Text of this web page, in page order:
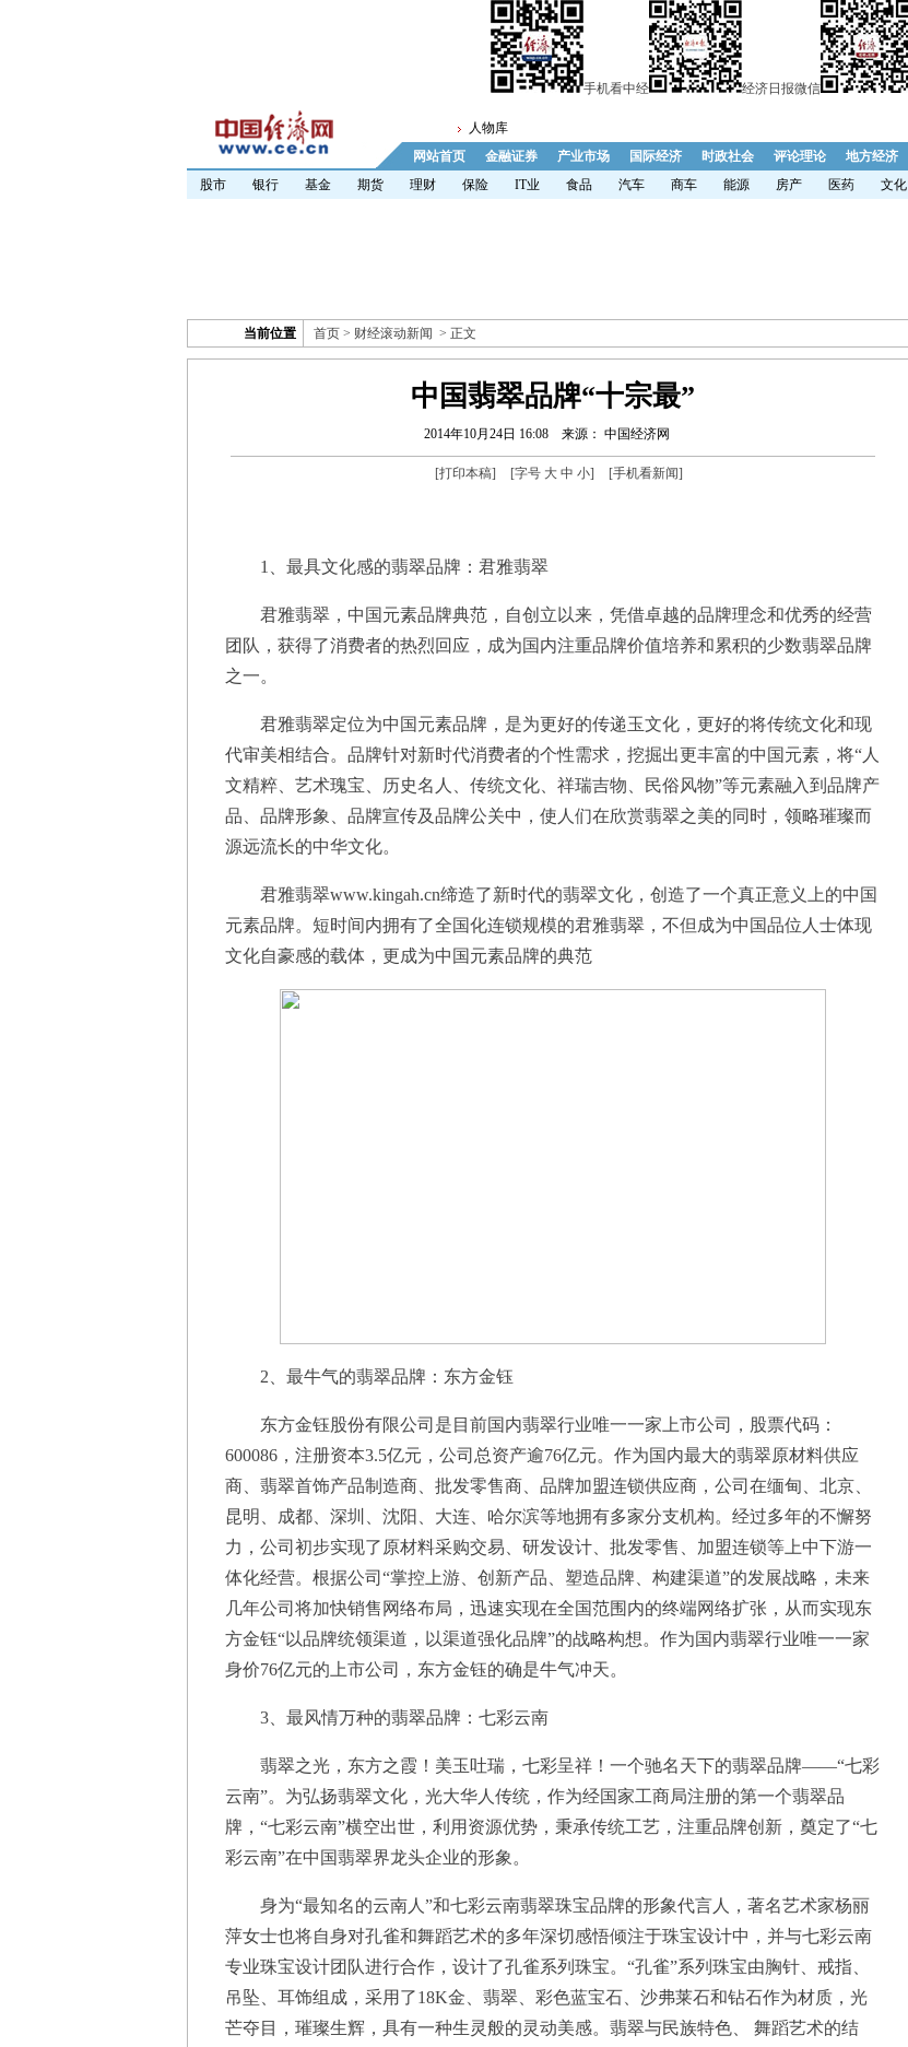
手机看中经 经济日报微信
人物库
网站首页
金融证券 产业市场 国际经济 时政社会 评论理论 地方经济
股市
银行 基金 期货 理财 保险 IT业 食品 汽车 商车 能源 房产 医药 文化
当前位置 首页 > 财经滚动新闻 > 正文
中国翡翠品牌“十宗最”
2014年10月24日 16:08 来源： 中国经济网
[打印本稿] [字号 大 中 小] [手机看新闻]
1、最具文化感的翡翠品牌：君雅翡翠
君雅翡翠，中国元素品牌典范，自创立以来，凭借卓越的品牌理念和优秀的经营
团队，获得了消费者的热烈回应，成为国内注重品牌价值培养和累积的少数翡翠品牌
之一。
君雅翡翠定位为中国元素品牌，是为更好的传递玉文化，更好的将传统文化和现
代审美相结合。品牌针对新时代消费者的个性需求，挖掘出更丰富的中国元素，将“人
文精粹、艺术瑰宝、历史名人、传统文化、祥瑞吉物、民俗风物”等元素融入到品牌产
品、品牌形象、品牌宣传及品牌公关中，使人们在欣赏翡翠之美的同时，领略璀璨而
源远流长的中华文化。
君雅翡翠www.kingah.cn缔造了新时代的翡翠文化，创造了一个真正意义上的中国
元素品牌。短时间内拥有了全国化连锁规模的君雅翡翠，不但成为中国品位人士体现
文化自豪感的载体，更成为中国元素品牌的典范
2、最牛气的翡翠品牌：东方金钰
东方金钰股份有限公司是目前国内翡翠行业唯一一家上市公司，股票代码：
600086，注册资本3.5亿元，公司总资产逾76亿元。作为国内最大的翡翠原材料供应
商、翡翠首饰产品制造商、批发零售商、品牌加盟连锁供应商，公司在缅甸、北京、
昆明、成都、深圳、沈阳、大连、哈尔滨等地拥有多家分支机构。经过多年的不懈努
力，公司初步实现了原材料采购交易、研发设计、批发零售、加盟连锁等上中下游一
体化经营。根据公司“掌控上游、创新产品、塑造品牌、构建渠道”的发展战略，未来
几年公司将加快销售网络布局，迅速实现在全国范围内的终端网络扩张，从而实现东
方金钰“以品牌统领渠道，以渠道强化品牌”的战略构想。作为国内翡翠行业唯一一家
身价76亿元的上市公司，东方金钰的确是牛气冲天。
3、最风情万种的翡翠品牌：七彩云南
翡翠之光，东方之霞！美玉吐瑞，七彩呈祥！一个驰名天下的翡翠品牌——“七彩
云南”。为弘扬翡翠文化，光大华人传统，作为经国家工商局注册的第一个翡翠品
牌，“七彩云南”横空出世，利用资源优势，秉承传统工艺，注重品牌创新，奠定了“七
彩云南”在中国翡翠界龙头企业的形象。
身为“最知名的云南人”和七彩云南翡翠珠宝品牌的形象代言人，著名艺术家杨丽
萍女士也将自身对孔雀和舞蹈艺术的多年深切感悟倾注于珠宝设计中，并与七彩云南
专业珠宝设计团队进行合作，设计了孔雀系列珠宝。“孔雀”系列珠宝由胸针、戒指、
吊坠、耳饰组成，采用了18K金、翡翠、彩色蓝宝石、沙弗莱石和钻石作为材质，光
芒夺目，璀璨生辉，具有一种生灵般的灵动美感。翡翠与民族特色、 舞蹈艺术的结